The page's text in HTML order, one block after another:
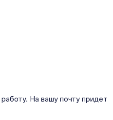
На вашу почту придет